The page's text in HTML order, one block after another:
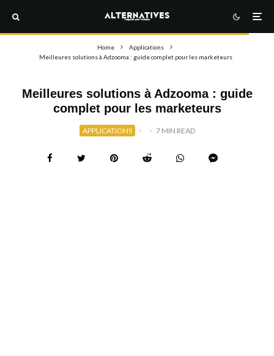
Home
Applications
Meilleures solutions à Adzooma : guide complet pour les marketeurs
Meilleures solutions à Adzooma : guide
complet pour les marketeurs
APPLICATIONS · · 7 MIN READ